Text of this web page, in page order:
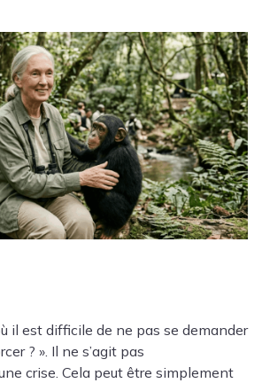
il est difficile de ne pas se demander
? ». Il ne s’agit pas
crise. Cela peut être simplement